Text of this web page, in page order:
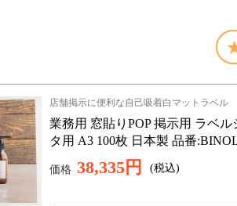
店舗掲示に便利な自己吸着白マットラベル
業務用 窓貼りPOP 掲示用 ラベ
タ用 A3 100枚 日本製 品番
価格 38,335円 (税込)